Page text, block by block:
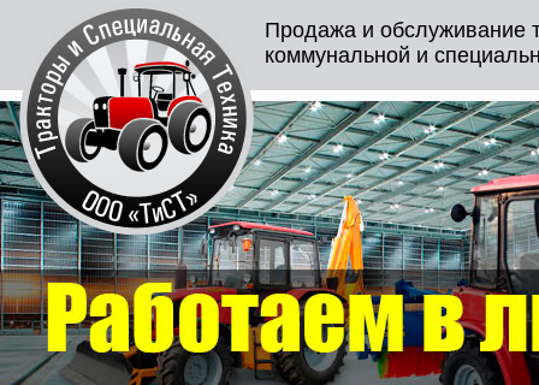
Продажа и обслуживание
коммунальной и